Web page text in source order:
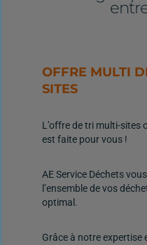
OFFRE MULTI
SITES
L’offre de tri multi-sites
est faite pour vous !
AE Service Déchets
l’ensemble de vos
optimal.
Grâce à notre expertise